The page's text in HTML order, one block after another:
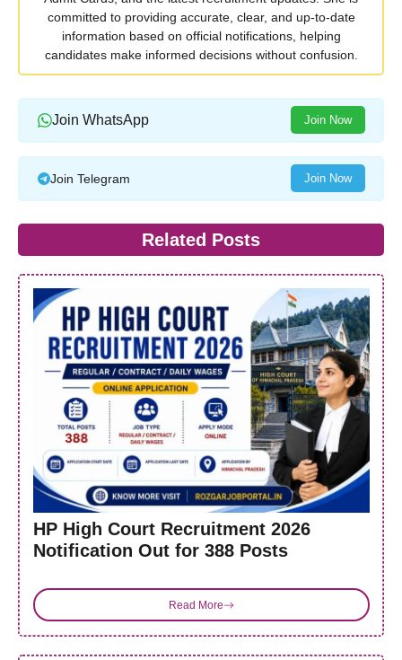
committed to providing accurate, clear, and up-to-date
information based on official notifications, helping
candidates make informed decisions without confusion.
Join WhatsApp Join Now
Join Telegram Join Now
Related Posts
HP High Court Recruitment 2026
Notification Out for 388 Posts
Read More